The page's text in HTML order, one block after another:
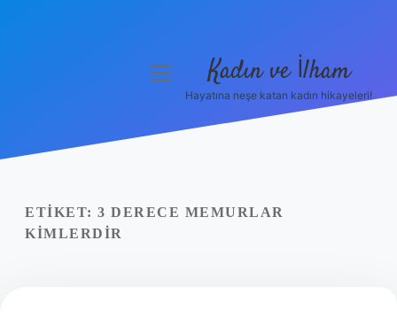
Yasal Uyarı
menüyü
Kadın ve İlham
Hayatına neşe katan kadın hikayeleri!
ETIKET: 3 DERECE MEMURLAR
KIMLERDIR